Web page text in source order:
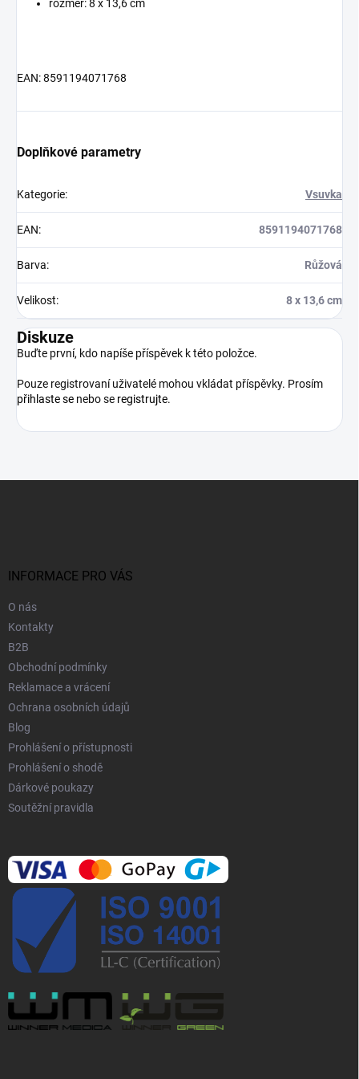
rozměr: 8 x 13,6 cm
EAN: 8591194071768
Doplňkové parametry
Kategorie: Vsuvka
EAN: 8591194071768
Barva: Růžová
Velikost: 8 x 13,6 cm
Diskuze
Buďte první, kdo napíše příspěvek k této položce.
Pouze registrovaní uživatelé mohou vkládat příspěvky. Prosím
přihlaste se nebo se registrujte.
INFORMACE PRO VÁS
O nás
Kontakty
B2B
Obchodní podmínky
Reklamace a vrácení
Ochrana osobních údajů
Blog
Prohlášení o přístupnosti
Prohlášení o shodě
Dárkové poukazy
Soutěžní pravidla